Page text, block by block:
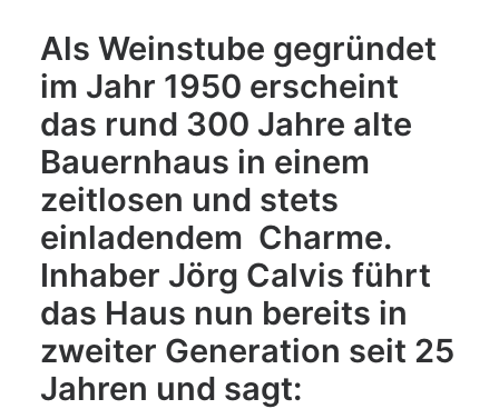
Als Weinstube gegründet
im Jahr 1950 erscheint
das rund 300 Jahre alte
Bauernhaus in einem
zeitlosen und stets
einladendem Charme.
Inhaber Jörg Calvis führt
das Haus nun bereits in
zweiter Generation seit 25
Jahren und sagt: